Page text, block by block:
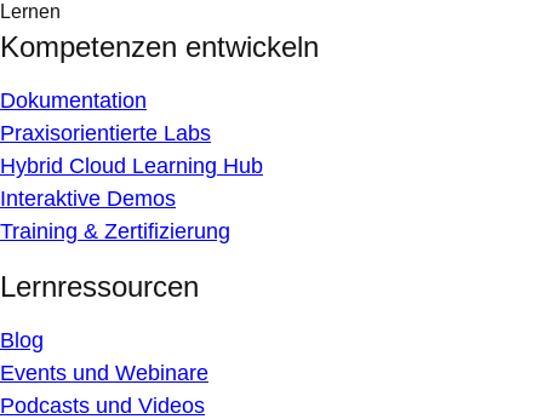
Lernen
Kompetenzen entwickeln
Dokumentation
Praxisorientierte Labs
Hybrid Cloud Learning Hub
Interaktive Demos
Training & Zertifizierung
Lernressourcen
Blog
Events und Webinare
Podcasts und Videos